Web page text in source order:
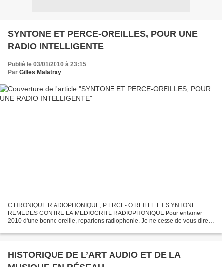
SYNTONE ET PERCE-OREILLES, POUR UNE
RADIO INTELLIGENTE
Publié le 03/01/2010 à 23:15
Par Gilles Malatray
C HRONIQUE R ADIOPHONIQUE, P ERCE- O REILLE ET S YNTONE
REMEDES CONTRE LA MEDIOCRITE RADIOPHONIQUE Pour entamer
2010 d'une bonne oreille, reparlons radiophonie. Je ne cesse de vous dire
qu'aujourd'hui,...
HISTORIQUE DE L’ART AUDIO ET DE LA